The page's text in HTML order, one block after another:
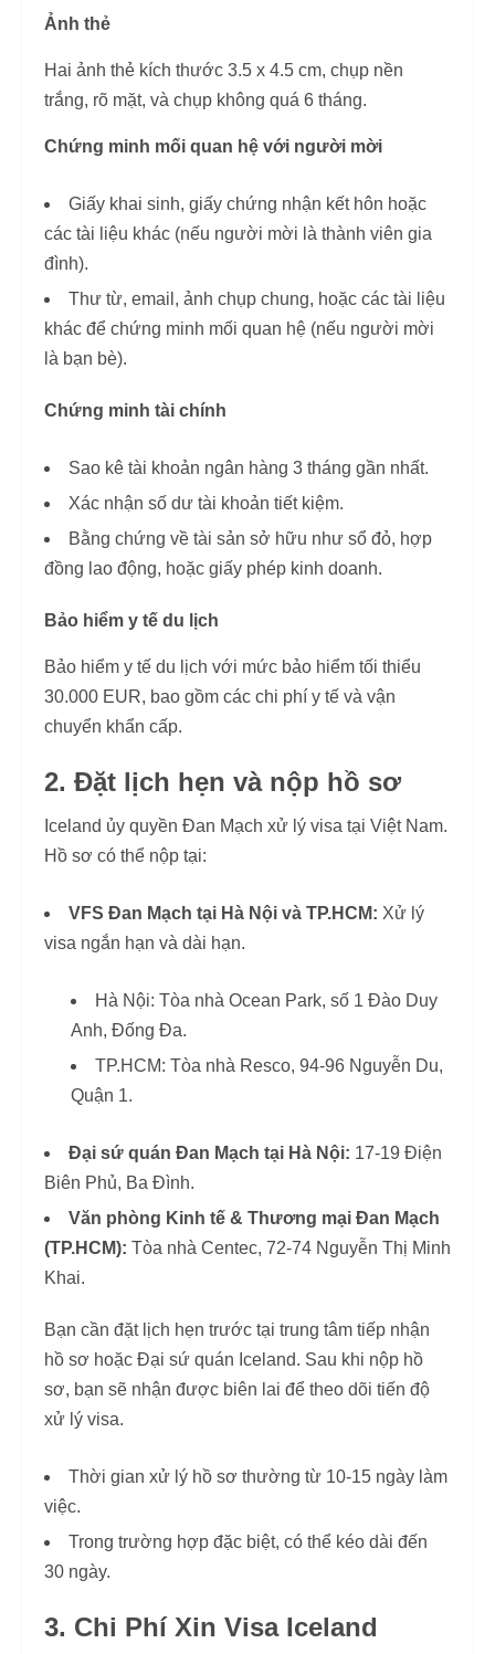
Ảnh thẻ
Hai ảnh thẻ kích thước 3.5 x 4.5 cm, chụp nền
trắng, rõ mặt, và chụp không quá 6 tháng.
Chứng minh mối quan hệ với người mời
Giấy khai sinh, giấy chứng nhận kết hôn hoặc
các tài liệu khác (nếu người mời là thành viên gia
đình).
Thư từ, email, ảnh chụp chung, hoặc các tài liệu
khác để chứng minh mối quan hệ (nếu người mời
là bạn bè).
Chứng minh tài chính
Sao kê tài khoản ngân hàng 3 tháng gần nhất.
Xác nhận số dư tài khoản tiết kiệm.
Bằng chứng về tài sản sở hữu như sổ đỏ, hợp
đồng lao động, hoặc giấy phép kinh doanh.
Bảo hiểm y tế du lịch
Bảo hiểm y tế du lịch với mức bảo hiểm tối thiểu
30.000 EUR, bao gồm các chi phí y tế và vận
chuyển khẩn cấp.
2. Đặt lịch hẹn và nộp hồ sơ
Iceland ủy quyền Đan Mạch xử lý visa tại Việt Nam.
Hồ sơ có thể nộp tại:
VFS Đan Mạch tại Hà Nội và TP.HCM: Xử lý
visa ngắn hạn và dài hạn.
Hà Nội: Tòa nhà Ocean Park, số 1 Đào Duy
Anh, Đống Đa.
TP.HCM: Tòa nhà Resco, 94-96 Nguyễn Du,
Quận 1.
Đại sứ quán Đan Mạch tại Hà Nội: 17-19 Điện
Biên Phủ, Ba Đình.
Văn phòng Kinh tế & Thương mại Đan Mạch
(TP.HCM): Tòa nhà Centec, 72-74 Nguyễn Thị Minh
Khai.
Bạn cần đặt lịch hẹn trước tại trung tâm tiếp nhận
hồ sơ hoặc Đại sứ quán Iceland. Sau khi nộp hồ
sơ, bạn sẽ nhận được biên lai để theo dõi tiến độ
xử lý visa.
Thời gian xử lý hồ sơ thường từ 10-15 ngày làm
việc.
Trong trường hợp đặc biệt, có thể kéo dài đến
30 ngày.
3. Chi Phí Xin Visa Iceland